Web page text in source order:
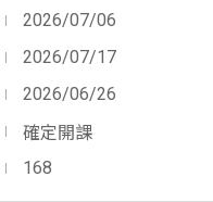
2026/07/06
2026/07/17
2026/06/26
確定開課
168